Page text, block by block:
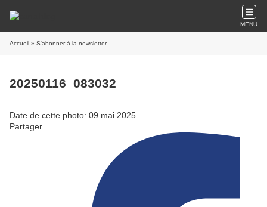
MENU
Accueil » S'abonner à la newsletter
20250116_083032
Date de cette photo: 09 mai 2025
Partager